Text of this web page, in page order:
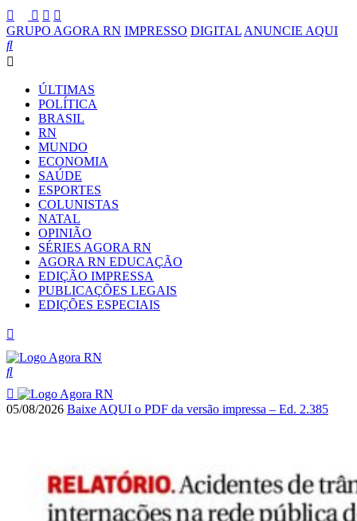
GRUPO AGORA RN IMPRESSO DIGITAL ANUNCIE AQUI
ÚLTIMAS
POLÍTICA
BRASIL
RN
MUNDO
ECONOMIA
SAÚDE
ESPORTES
COLUNISTAS
NATAL
OPINIÃO
SÉRIES AGORA RN
AGORA RN EDUCAÇÃO
EDIÇÃO IMPRESSA
PUBLICAÇÕES LEGAIS
EDIÇÕES ESPECIAIS
05/08/2026 Baixe AQUI o PDF da versão impressa – Ed. 2.385